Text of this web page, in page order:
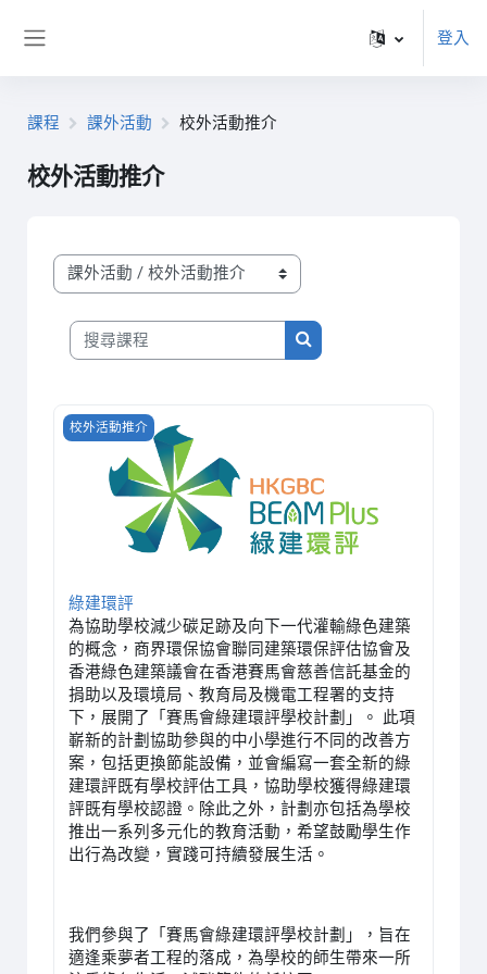
登入
課程 課外活動 校外活動推介
校外活動推介
課程類別
搜尋課程
搜尋課程
Course image 綠建環評
校外活動推介
綠建環評
為協助學校減少碳足跡及向下一代灌輸綠色建築
的概念，商界環保協會聯同建築環保評估協會及
香港綠色建築議會在香港賽馬會慈善信託基金的
捐助以及環境局、教育局及機電工程署的支持
下，展開了「賽馬會綠建環評學校計劃」。 此項
嶄新的計劃協助參與的中小學進行不同的改善方
案，包括更換節能設備，並會編寫一套全新的綠
建環評既有學校評估工具，協助學校獲得綠建環
評既有學校認證。除此之外，計劃亦包括為學校
推出一系列多元化的教育活動，希望鼓勵學生作
出行為改變，實踐可持續發展生活。
我們參與了「賽馬會綠建環評學校計劃」，旨在
適逢乘夢者工程的落成，為學校的師生帶來一所